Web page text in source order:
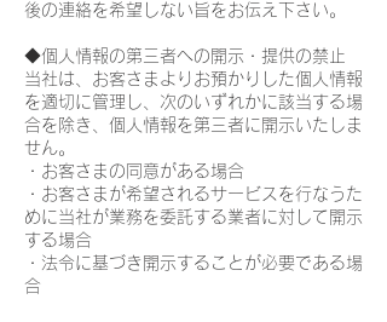
後の連絡を希望しない旨をお伝え下さい。
◆個人情報の第三者への開示・提供の禁止
当社は、お客さまよりお預かりした個人情報
を適切に管理し、次のいずれかに該当する場
合を除き、個人情報を第三者に開示いたしま
せん。
・お客さまの同意がある場合
・お客さまが希望されるサービスを行なうた
めに当社が業務を委託する業者に対して開示
する場合
・法令に基づき開示することが必要である場
合